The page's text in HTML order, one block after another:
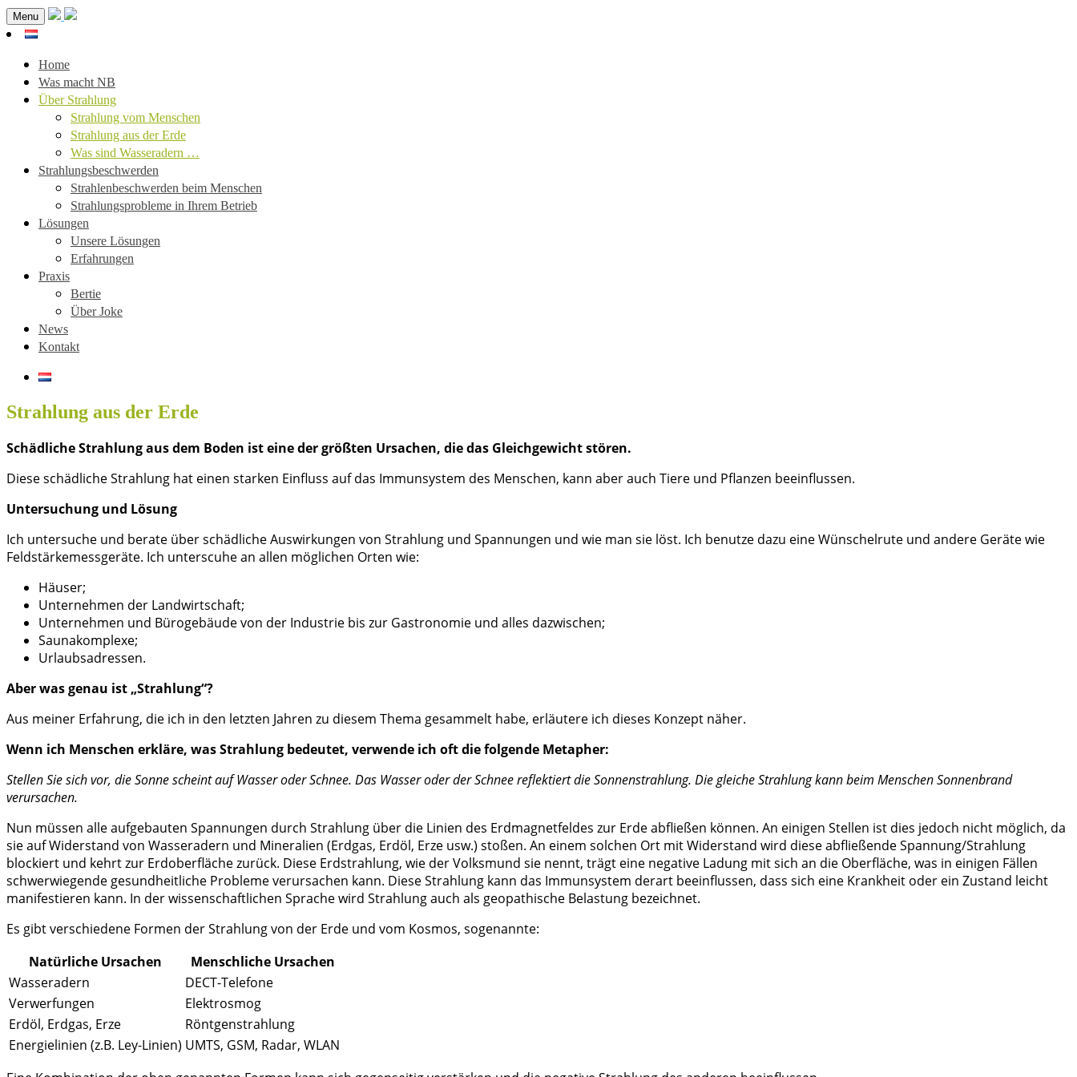
Menu
Home
Was macht NB
Über Strahlung
Strahlung vom Menschen
Strahlung aus der Erde
Was sind Wasseradern …
Strahlungsbeschwerden
Strahlenbeschwerden beim Menschen
Strahlungsprobleme in Ihrem Betrieb
Lösungen
Unsere Lösungen
Erfahrungen
Praxis
Bertie
Über Joke
News
Kontakt
Strahlung aus der Erde
Schädliche Strahlung aus dem Boden ist eine der größten Ursachen, die das Gleichgewicht stören.
Diese schädliche Strahlung hat einen starken Einfluss auf das Immunsystem des Menschen, kann aber auch Tiere und Pflanzen beeinflussen.
Untersuchung und Lösung
Ich untersuche und berate über schädliche Auswirkungen von Strahlung und Spannungen und wie man sie löst. Ich benutze dazu eine Wünschelrute und andere Geräte wie
Feldstärkemessgeräte. Ich unterscuhe an allen möglichen Orten wie:
Häuser;
Unternehmen der Landwirtschaft;
Unternehmen und Bürogebäude von der Industrie bis zur Gastronomie und alles dazwischen;
Saunakomplexe;
Urlaubsadressen.
Aber was genau ist „Strahlung“?
Aus meiner Erfahrung, die ich in den letzten Jahren zu diesem Thema gesammelt habe, erläutere ich dieses Konzept näher.
Wenn ich Menschen erkläre, was Strahlung bedeutet, verwende ich oft die folgende Metapher:
Stellen Sie sich vor, die Sonne scheint auf Wasser oder Schnee. Das Wasser oder der Schnee reflektiert die Sonnenstrahlung. Die gleiche Strahlung kann beim Menschen Sonnenbrand
verursachen.
Nun müssen alle aufgebauten Spannungen durch Strahlung über die Linien des Erdmagnetfeldes zur Erde abfließen können. An einigen Stellen ist dies jedoch nicht möglich, da
sie auf Widerstand von Wasseradern und Mineralien (Erdgas, Erdöl, Erze usw.) stoßen. An einem solchen Ort mit Widerstand wird diese abfließende Spannung/Strahlung
blockiert und kehrt zur Erdoberfläche zurück. Diese Erdstrahlung, wie der Volksmund sie nennt, trägt eine negative Ladung mit sich an die Oberfläche, was in einigen Fällen
schwerwiegende gesundheitliche Probleme verursachen kann. Diese Strahlung kann das Immunsystem derart beeinflussen, dass sich eine Krankheit oder ein Zustand leicht
manifestieren kann. In der wissenschaftlichen Sprache wird Strahlung auch als geopathische Belastung bezeichnet.
Es gibt verschiedene Formen der Strahlung von der Erde und vom Kosmos, sogenannte:
Natürliche Ursachen
Menschliche Ursachen
Wasseradern
DECT-Telefone
Verwerfungen
Elektrosmog
Erdöl, Erdgas, Erze
Röntgenstrahlung
Energielinien (z.B. Ley-Linien) UMTS, GSM, Radar, WLAN